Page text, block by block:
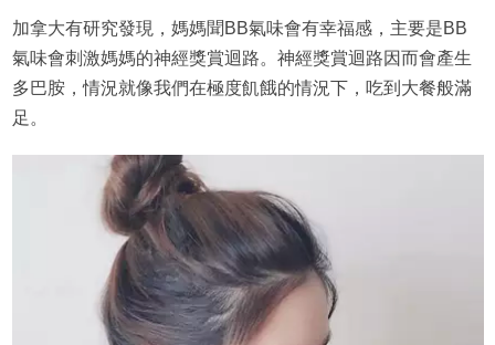
加拿大有研究發現，媽媽聞BB氣味會有幸福感，主要是BB
氣味會刺激媽媽的神經獎賞迴路。神經獎賞迴路因而會產生
多巴胺，情況就像我們在極度飢餓的情況下，吃到大餐般滿
足。